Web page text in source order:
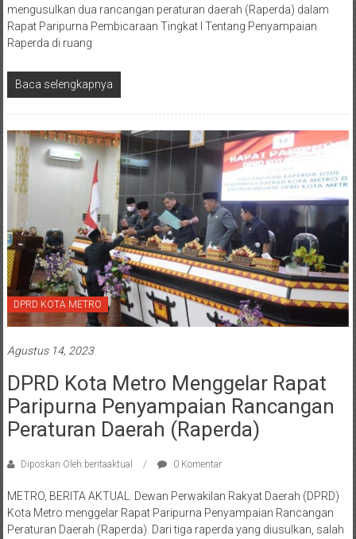
mengusulkan dua rancangan peraturan daerah (Raperda) dalam
Rapat Paripurna Pembicaraan Tingkat I Tentang Penyampaian
Raperda di ruang
Baca selengkapnya
DPRD KOTA METRO
Agustus 14, 2023
DPRD Kota Metro Menggelar Rapat
Paripurna Penyampaian Rancangan
Peraturan Daerah (Raperda)
Diposkan Oleh:beritaaktual 0 Komentar
METRO, BERITA AKTUAL. Dewan Perwakilan Rakyat Daerah (DPRD)
Kota Metro menggelar Rapat Paripurna Penyampaian Rancangan
Peraturan Daerah (Raperda). Dari tiga raperda yang diusulkan, salah